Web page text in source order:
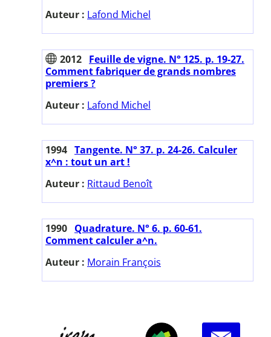
Auteur : Lafond Michel
2012 Feuille de vigne. N° 125. p. 19-27.
Comment fabriquer de grands nombres
premiers ?
Auteur : Lafond Michel
1994 Tangente. N° 37. p. 24-26. Calculer
x^n : tout un art !
Auteur : Rittaud Benoît
1990 Quadrature. N° 6. p. 60-61.
Comment calculer a^n.
Auteur : Morain François